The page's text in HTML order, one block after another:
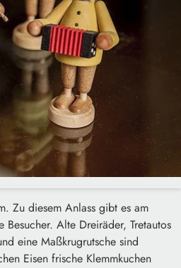
Zu diesem Anlass gibt es am
Alte Dreiräder, Tretautos
eine Maßkrugrutsche sind
Eisen frische Klemmkuchen